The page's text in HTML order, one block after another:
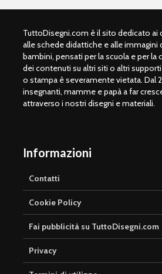
TuttoDisegni.com è il sito dedicato ai
alle schede didattiche e alle immagini
bambini, pensati per la scuola e per la
dei contenuti su altri siti o altri
o stampa è severamente vietata. Dal
insegnanti, mamme e papà a far
attraverso i nostri disegni e materiali.
Informazioni
Contatti
Cookie Policy
Fai pubblicità su TuttoDisegni.com
Privacy